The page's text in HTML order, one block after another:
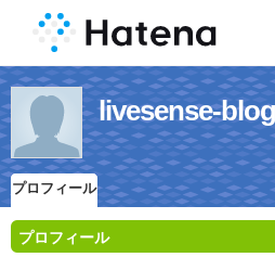
livesense-
プロフィール
プロフィール